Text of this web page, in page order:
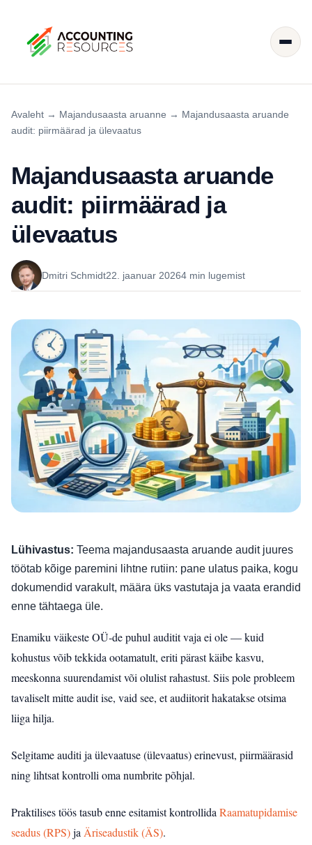
Avaleht → Majandusaasta aruanne → Majandusaasta aruande
audit: piirmäärad ja ülevaatus
Majandusaasta aruande
audit: piirmäärad ja
ülevaatus
Dmitri Schmidt22. jaanuar 20264 min lugemist
Lühivastus: Teema majandusaasta aruande audit juures
töötab kõige paremini lihtne rutiin: pane ulatus paika, kogu
dokumendid varakult, määra üks vastutaja ja vaata erandid
enne tähtaega üle.
Enamiku väikeste OÜ‑de puhul auditit vaja ei ole — kuid
kohustus võib tekkida ootamatult, eriti pärast käibe kasvu,
meeskonna suurendamist või olulist rahastust. Siis pole probleem
tavaliselt mitte audit ise, vaid see, et audiitorit hakatakse otsima
liiga hilja.
Selgitame auditi ja ülevaatuse (ülevaatus) erinevust, piirmäärasid
ning lihtsat kontrolli oma numbrite põhjal.
Praktilises töös tasub enne esitamist kontrollidaRaamatupidamise
seadus (RPS)jaÄriseadustik (ÄS).